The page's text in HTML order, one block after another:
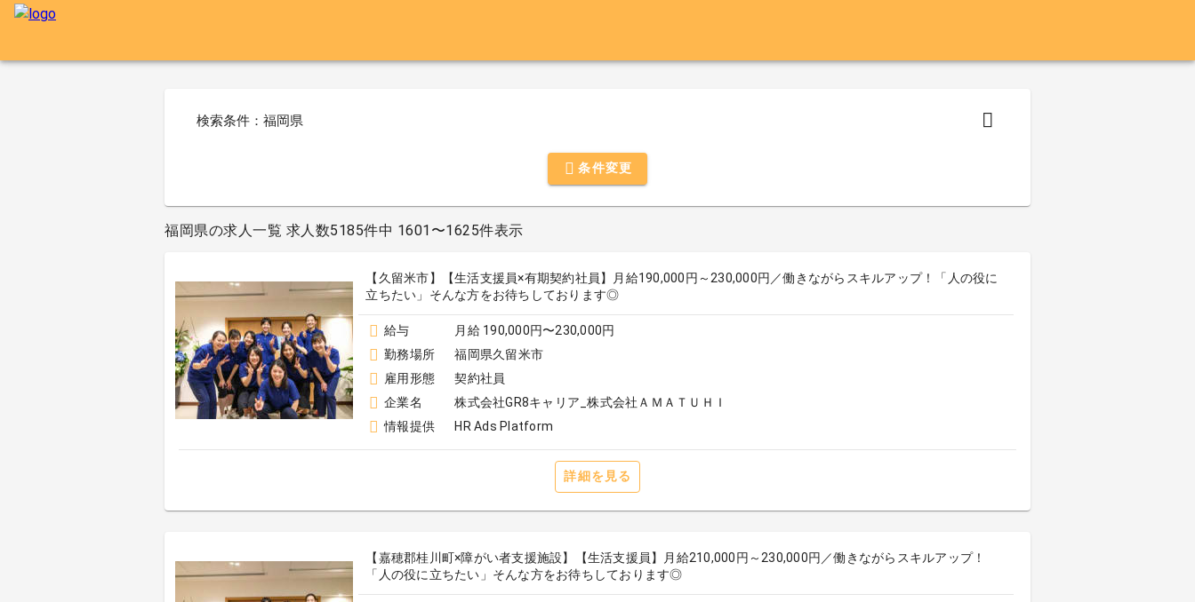
検索条件：福岡県
条件変更
福岡県の求人一覧 求人数5185件中 1601〜1625件表示
【久留米市】【生活支援員×有期契約社員】月給190,000円～230,000円／働きながらスキルアップ！「人の役に
立ちたい」そんな方をお待ちしております◎
給与
月給 190,000円〜230,000円
勤務場所
福岡県久留米市
雇用形態
契約社員
企業名
株式会社GR8キャリア_株式会社ＡＭＡＴＵＨＩ
情報提供
HR Ads Platform
詳細を見る
【嘉穂郡桂川町×障がい者支援施設】【生活支援員】月給210,000円～230,000円／働きながらスキルアップ！
「人の役に立ちたい」そんな方をお待ちしております◎